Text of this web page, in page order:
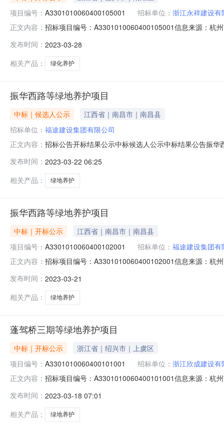
项目编号： A3301010060400105001 招标单位： 浙江永祥建设有
正文内容： 招标项目编号：A3301010060400105001信息来源：杭
2023/03/28；投标人名称：扬州三信建设工程有限公司
发布时间： 2023-03-28
相关产品：
绿化养护
振华西路等绿地养护项目
中标｜候选人公示
江西省｜南昌市｜南昌县
招标单位： 福途建设集团有限公司
正文内容： 招标公告开标结果公示中标候选人公示中标结果公告振
话:13867411216代理机构:名称:杭州西建建设工程审价
发布时间： 2023-03-22 06:25
相关产品：
绿地养护
振华西路等绿地养护项目
中标｜开标公示
江西省｜南昌市｜南昌县
项目编号： A3301010060400102001 招标单位： 福途建设集团有
正文内容： 招标项目编号：A3301010060400102001信息来源：杭
2023/03/21；投标人名称：上海杰荣市政工程有限公司
发布时间： 2023-03-21
相关产品：
绿地养护
蓬驾桥三期等绿地养护项目
中标｜开标公示
浙江省｜绍兴市｜上虞区
项目编号： A3301010060400101001 招标单位： 浙江欣成建设有
正文内容： 招标项目编号：A3301010060400101001信息来源：杭
2023/03/17；投标人名称：杭州中艺生态环境工程有限
发布时间： 2023-03-18 07:01
相关产品：
绿地养护